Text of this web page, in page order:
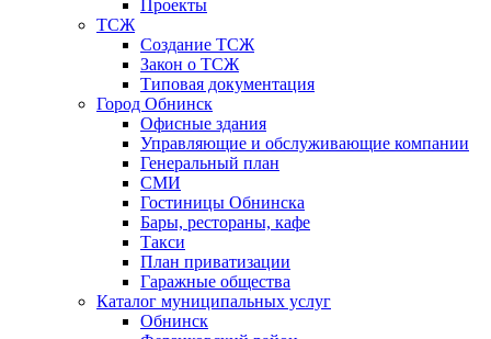
Проекты
ТСЖ
Создание ТСЖ
Закон о ТСЖ
Типовая документация
Город Обнинск
Офисные здания
Управляющие и обслуживающие компании
Генеральный план
СМИ
Гостиницы Обнинска
Бары, рестораны, кафе
Такси
План приватизации
Гаражные общества
Каталог муниципальных услуг
Обнинск